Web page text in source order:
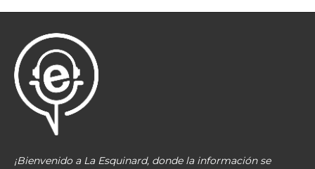
¡Bienvenido a La Esquinard, donde la información se